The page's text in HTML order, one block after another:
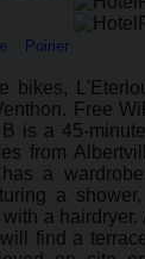
Poirier
bikes,
Free
is a 45-
from
a
a
a
find a